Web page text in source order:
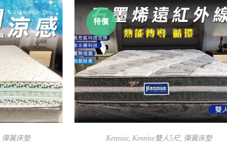
彈簧床墊
特價
Kennise, Kennise雙人5尺, 彈簧床墊